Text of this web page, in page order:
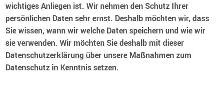
wichtiges Anliegen ist. Wir nehmen den Schutz Ihrer
persönlichen Daten sehr ernst. Deshalb möchten wir, dass
Sie wissen, wann wir welche Daten speichern und wie wir
sie verwenden. Wir möchten Sie deshalb mit dieser
Datenschutzerklärung über unsere Maßnahmen zum
Datenschutz in Kenntnis setzen.